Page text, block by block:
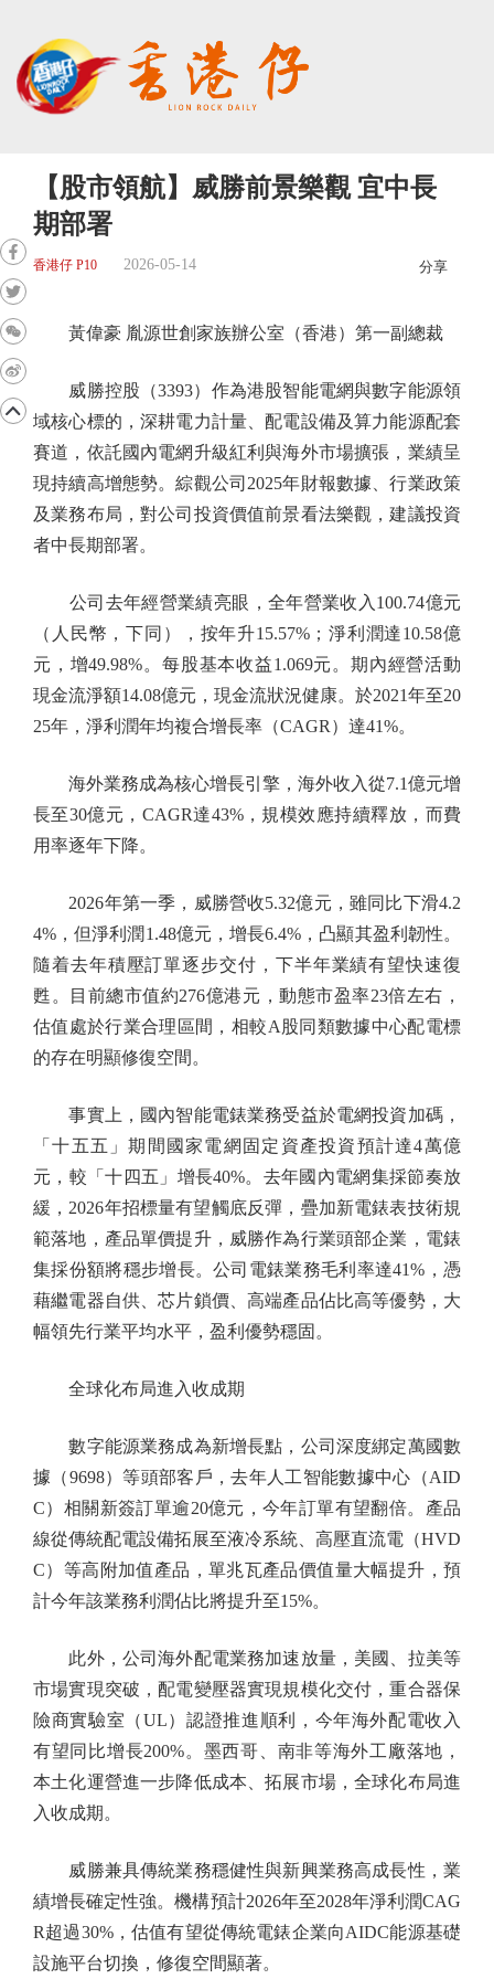
【股市領航】威勝前景樂觀 宜中長
期部署
香港仔 P10 2026-05-14 分享
黃偉豪 胤源世創家族辦公室（香港）第一副總裁
威勝控股（3393）作為港股智能電網與數字能源領
域核心標的，深耕電力計量、配電設備及算力能源配套
賽道，依託國內電網升級紅利與海外市場擴張，業績呈
現持續高增態勢。綜觀公司2025年財報數據、行業政策
及業務布局，對公司投資價值前景看法樂觀，建議投資
者中長期部署。
公司去年經營業績亮眼，全年營業收入100.74億元
（人民幣，下同），按年升15.57%；淨利潤達10.58億
元，增49.98%。每股基本收益1.069元。期內經營活動
現金流淨額14.08億元，現金流狀況健康。於2021年至20
25年，淨利潤年均複合增長率（CAGR）達41%。
海外業務成為核心增長引擎，海外收入從7.1億元增
長至30億元，CAGR達43%，規模效應持續釋放，而費
用率逐年下降。
2026年第一季，威勝營收5.32億元，雖同比下滑4.2
4%，但淨利潤1.48億元，增長6.4%，凸顯其盈利韌性。
隨着去年積壓訂單逐步交付，下半年業績有望快速復
甦。目前總市值約276億港元，動態市盈率23倍左右，
估值處於行業合理區間，相較A股同類數據中心配電標
的存在明顯修復空間。
事實上，國內智能電錶業務受益於電網投資加碼，
「十五五」期間國家電網固定資產投資預計達4萬億
元，較「十四五」增長40%。去年國內電網集採節奏放
緩，2026年招標量有望觸底反彈，疊加新電錶表技術規
範落地，產品單價提升，威勝作為行業頭部企業，電錶
集採份額將穩步增長。公司電錶業務毛利率達41%，憑
藉繼電器自供、芯片鎖價、高端產品佔比高等優勢，大
幅領先行業平均水平，盈利優勢穩固。
全球化布局進入收成期
數字能源業務成為新增長點，公司深度綁定萬國數
據（9698）等頭部客戶，去年人工智能數據中心（AID
C）相關新簽訂單逾20億元，今年訂單有望翻倍。產品
線從傳統配電設備拓展至液冷系統、高壓直流電（HVD
C）等高附加值產品，單兆瓦產品價值量大幅提升，預
計今年該業務利潤佔比將提升至15%。
此外，公司海外配電業務加速放量，美國、拉美等
市場實現突破，配電變壓器實現規模化交付，重合器保
險商實驗室（UL）認證推進順利，今年海外配電收入
有望同比增長200%。墨西哥、南非等海外工廠落地，
本土化運營進一步降低成本、拓展市場，全球化布局進
入收成期。
威勝兼具傳統業務穩健性與新興業務高成長性，業
績增長確定性強。機構預計2026年至2028年淨利潤CAG
R超過30%，估值有望從傳統電錶企業向AIDC能源基礎
設施平台切換，修復空間顯著。